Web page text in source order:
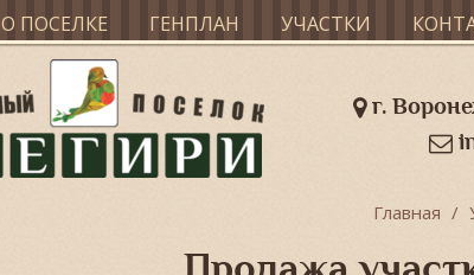
О ПОСЕЛКЕ ГЕНПЛАН УЧАСТКИ
г.
Главная